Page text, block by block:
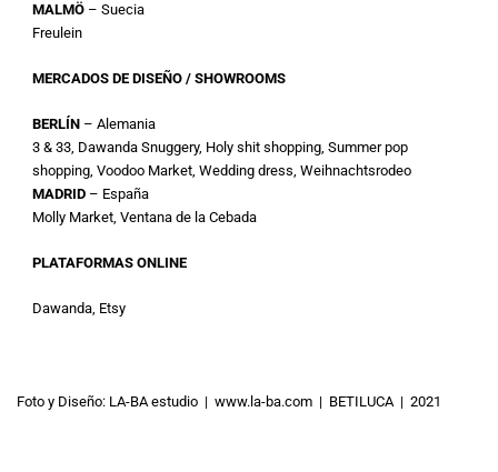
MALMÖ – Suecia
Freulein
MERCADOS DE DISEÑO / SHOWROOMS
BERLÍN – Alemania
3 & 33, Dawanda Snuggery, Holy shit shopping, Summer pop
shopping, Voodoo Market, Wedding dress, Weihnachtsrodeo
MADRID – España
Molly Market, Ventana de la Cebada
PLATAFORMAS ONLINE
Dawanda, Etsy
Foto y Diseño: LA-BA estudio | www.la-ba.com | BETILUCA | 2021